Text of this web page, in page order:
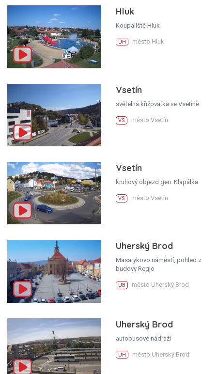
Hluk
Koupaliště Hluk
UH město Hluk
Vsetín
světelná křižovatka ve Vsetíně
VS město Vsetín
Vsetín
kruhový objezd gen. Klapálka
VS město Vsetín
Uherský Brod
Masarykovo náměstí, pohled z
budovy Regio
UB město Uherský Brod
Uherský Brod
autobusové nádraží
UH město Uherský Brod